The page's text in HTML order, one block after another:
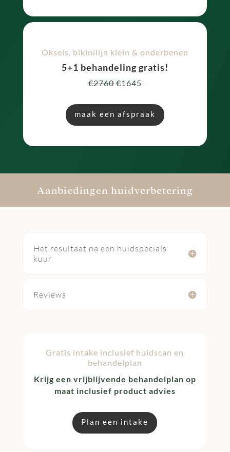
Oksels, bikinilijn klein & onderbenen
5+1 behandeling gratis!
€2760€1645
maak een afspraak
Aanbiedingen huidverbetering
Het resultaat na een huidspecials
kuur
Reviews
Gratis intake inclusief huidscan en
behandelplan
Krijg een vrijblijvende behandelplan op
maat inclusief product advies
Plan een intake